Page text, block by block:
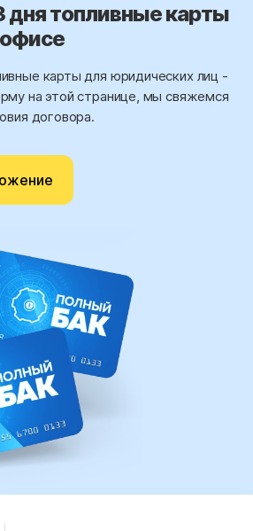
дня топливные карты
офисе
карты для юридических лиц -
на этой странице, мы свяжемся
договора.